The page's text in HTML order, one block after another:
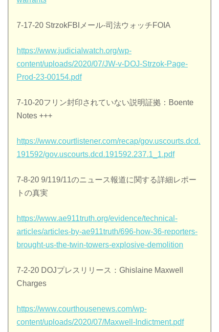
7-17-20 StrzokFBIメール-司法ウォッチFOIA
https://www.judicialwatch.org/wp-
content/uploads/2020/07/JW-v-DOJ-Strzok-Page-
Prod-23-00154.pdf
7-10-20フリン封印されていない説明証拠：Boente
Notes +++
https://www.courtlistener.com/recap/gov.uscourts.dcd.
191592/gov.uscourts.dcd.191592.237.1_1.pdf
7-8-20 9/119/11のニュース報道に関する詳細レポー
トの真実
https://www.ae911truth.org/evidence/technical-
articles/articles-by-ae911truth/696-how-36-reporters-
brought-us-the-twin-towers-explosive-demolition
7-2-20 DOJプレスリリース：Ghislaine Maxwell
Charges
https://www.courthousenews.com/wp-
content/uploads/2020/07/Maxwell-Indictment.pdf